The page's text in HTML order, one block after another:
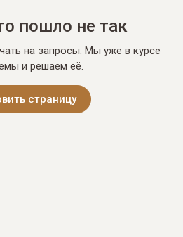
пошло не так
на запросы. Мы уже в курсе
и решаем её.
страницу